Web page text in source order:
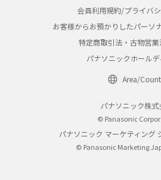
会員利用規約/プライバ
お客様からお預かりしたパーソ
特定商取引法・古物営
パナソニックホールデ
Area/
パナソニック株
© Panasonic
パナソニック マーケティング
© Panasonic Marketing